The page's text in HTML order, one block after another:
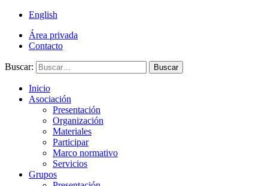
English
Área privada
Contacto
Buscar: Buscar
Inicio
Asociación
Presentación
Organización
Materiales
Participar
Marco normativo
Servicios
Grupos